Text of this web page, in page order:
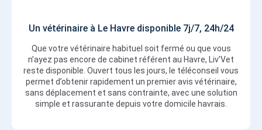
Un vétérinaire à Le Havre disponible 7j/7, 24h/24
Que votre vétérinaire habituel soit fermé ou que vous
n’ayez pas encore de cabinet référent au Havre, Liv’Vet
reste disponible. Ouvert tous les jours, le téléconseil vous
permet d’obtenir rapidement un premier avis vétérinaire,
sans déplacement et sans contrainte, avec une solution
simple et rassurante depuis votre domicile havrais.